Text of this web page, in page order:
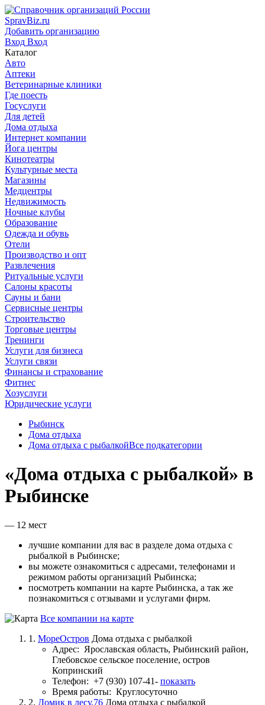
SpravBiz.ru
Добавить организацию
Вход Вход
Каталог
Авто
Аптеки
Ветеринарные клиники
Где поесть
Госуслуги
Для детей
Дома отдыха
Интернет компании
Йога центры
Кинотеатры
Культурные места
Магазины
Медцентры
Недвижимость
Ночные клубы
Образование
Одежда и обувь
Отели
Производство и опт
Развлечения
Ритуальные услуги
Салоны красоты
Сауны и бани
Сервисные центры
Строительство
Торговые центры
Тренинги
Услуги для бизнеса
Услуги связи
Финансы и страхование
Фитнес
Хозуслуги
Юридические услуги
Рыбинск
Дома отдыха
Дома отдыха с рыбалкойВсе подкатегории
«Дома отдыха с рыбалкой» в
Рыбинске
— 12 мест
лучшие компании для вас в разделе дома отдыха с
рыбалкой в Рыбинске;
вы можете ознакомиться с адресами, телефонами и
режимом работы организаций Рыбинска;
посмотреть компании на карте Рыбинска, а так же
познакомиться с отзывами и услугами фирм.
Все компании на карте
1. МореОстров Дома отдыха с рыбалкой
Адрес: Ярославская область, Рыбинский район,
Глебовское сельское поселение, остров
Копринский
Телефон: +7 (930) 107-41- показать
Время работы: Круглосуточно
2. Домик в лесу.76 Дома отдыха с рыбалкой